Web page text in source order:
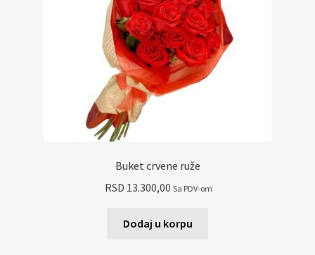
Buket crvene ruže
RSD 13.300,00 Sa PDV-om
Dodaj u korpu